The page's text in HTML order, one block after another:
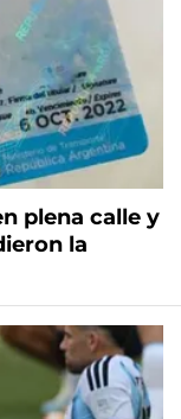
plena calle y
la